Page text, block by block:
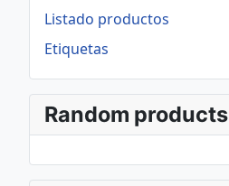
Listado productos
Etiquetas
Random products